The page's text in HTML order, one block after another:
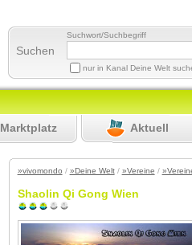
Suchen
Suchwort/Suchbegriff
nur in Kanal Deine Welt
Marktplatz Aktuell
»vivomondo / »Deine Welt/ »Vereine /
Shaolin Qi Gong Wien